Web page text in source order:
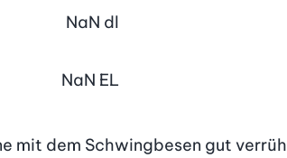
NaN dl
NaN EL
mit dem Schwingbesen gut